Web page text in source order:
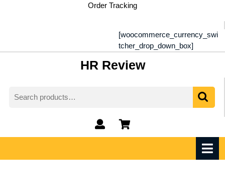
Order Tracking
[woocommerce_currency_swi
tcher_drop_down_box]
HR Review
for:
My
Account
shopping
cart